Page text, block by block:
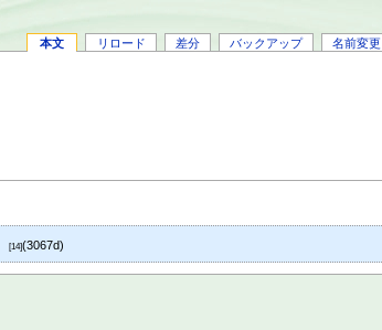
本文 リロード 差分 バックアップ 名前変更
[14](3067d)